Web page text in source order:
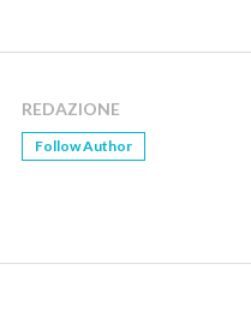
REDAZIONE
Follow Author